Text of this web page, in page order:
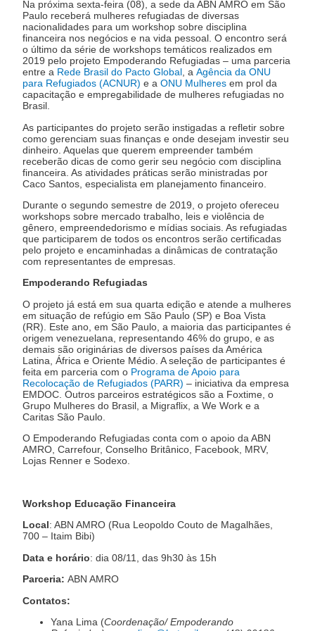
Na próxima sexta-feira (08), a sede da ABN AMRO em São
Paulo receberá mulheres refugiadas de diversas
nacionalidades para um workshop sobre disciplina
financeira nos negócios e na vida pessoal. O encontro será
o último da série de workshops temáticos realizados em
2019 pelo projeto Empoderando Refugiadas – uma parceria
entre a Rede Brasil do Pacto Global, aAgência da ONU
para Refugiados (ACNUR) e aONU Mulheres em prol da
capacitação e empregabilidade de mulheres refugiadas no
Brasil.
As participantes do projeto serão instigadas a refletir sobre
como gerenciam suas finanças e onde desejam investir seu
dinheiro. Aquelas que querem empreender também
receberão dicas de como gerir seu negócio com disciplina
financeira. As atividades práticas serão ministradas por
Caco Santos, especialista em planejamento financeiro.
Durante o segundo semestre de 2019, o projeto ofereceu
workshops sobre mercado trabalho, leis e violência de
gênero, empreendedorismo e mídias sociais. As refugiadas
que participarem de todos os encontros serão certificadas
pelo projeto e encaminhadas a dinâmicas de contratação
com representantes de empresas.
Empoderando Refugiadas
O projeto já está em sua quarta edição e atende a mulheres
em situação de refúgio em São Paulo (SP) e Boa Vista
(RR). Este ano, em São Paulo, a maioria das participantes é
origem venezuelana, representando 46% do grupo, e as
demais são originárias de diversos países da América
Latina, África e Oriente Médio. A seleção de participantes é
feita em parceria com o Programa de Apoio para
Recolocação de Refugiados (PARR) – iniciativa da empresa
EMDOC. Outros parceiros estratégicos são a Foxtime, o
Grupo Mulheres do Brasil, a Migraflix, a We Work e a
Caritas São Paulo.
O Empoderando Refugiadas conta com o apoio da ABN
AMRO, Carrefour, Conselho Britânico, Facebook, MRV,
Lojas Renner e Sodexo.
Workshop Educação Financeira
Local: ABN AMRO (Rua Leopoldo Couto de Magalhães,
700 – Itaim Bibi)
Data e horário: dia 08/11, das 9h30 às 15h
Parceria:ABN AMRO
Contatos:
Yana Lima (Coordenação/ Empoderando